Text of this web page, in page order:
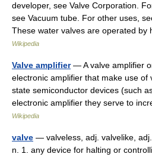
developer, see Valve Corporation.
see Vacuum tube. For other uses,
These water valves are operated
Wikipedia
Valve amplifier— A valve amplifier
electronic amplifier that make use of
state semiconductor devices (such
electronic amplifier they serve to
Wikipedia
valve — valveless, adj. valvelike,
n. 1. any device for halting or